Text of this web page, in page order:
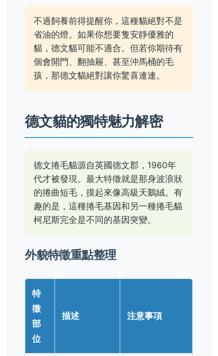
不過飼養前得提醒你，這種貓絕對不是
省油的燈。如果你想要隻安靜優雅的
貓，德文貓可能不適合。但若你期待有
個會開門、翻抽屜、甚至沖馬桶的毛
孩，那德文貓絕對讓你驚喜連連。
德文貓的獨特魅力解密
德文捲毛貓源自英國德文郡，1960年
代才被發現。最大特徵就是那身波浪狀
的捲曲短毛，摸起來像高級天鵝絨。有
趣的是，這種捲毛基因和另一種捲毛貓
柯尼斯完全是不同的基因突變。
外貌特徵重點整理
特
徵
部
位
描述 注意事項